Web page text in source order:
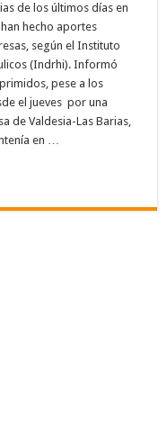
de los últimos días en
hecho aportes
según el Instituto
(Indrhi). Informó
pese a los
el jueves por una
de Valdesia-Las Barias,
en …